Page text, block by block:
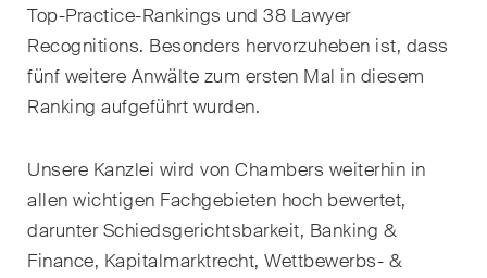
Top-Practice-Rankings und 38 Lawyer
Recognitions. Besonders hervorzuheben ist, dass
fünf weitere Anwälte zum ersten Mal in diesem
Ranking aufgeführt wurden.
Unsere Kanzlei wird von Chambers weiterhin in
allen wichtigen Fachgebieten hoch bewertet,
darunter Schiedsgerichtsbarkeit, Banking &
Finance, Kapitalmarktrecht, Wettbewerbs- &
Sprache*
Newsletters & Newsflashes